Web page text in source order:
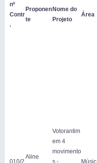
nº
Contr
.
Proponen
te
Nome do
Projeto
Área
010/2
Aline
Votorantim
em 4
movimento
s -
Músic